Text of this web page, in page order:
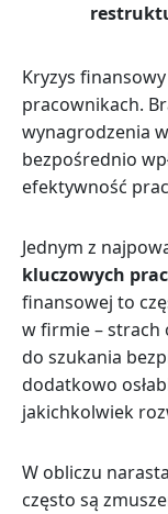
Kryzys
pracownikach.
wynagrodzenia
bezpośrednio
efektywność
Jednym z
kluczowych
finansowej to
w firmie – strach
do szukania
dodatkowo
jakichkolwiek
W obliczu
często są